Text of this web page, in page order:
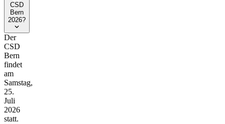
CSD
Bern
2026?
Der
CSD
Bern
findet
am
Samstag,
25.
Juli
2026
statt.